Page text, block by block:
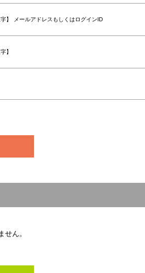
】 メールアドレスもしくはログインID
】
ん。